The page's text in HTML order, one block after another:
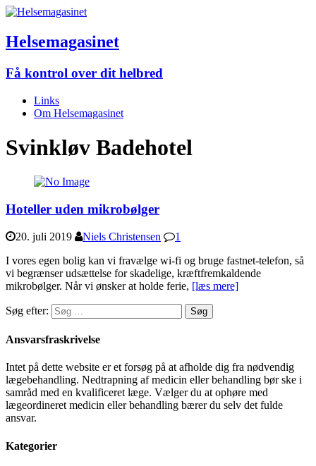
Helsemagasinet
Få kontrol over dit helbred
Links
Om Helsemagasinet
Svinkløv Badehotel
Hoteller uden mikrobølger
20. juli 2019 Niels Christensen
1
I vores egen bolig kan vi fravælge wi-fi og bruge fastnet-telefon, så
vi begrænser udsættelse for skadelige, kræftfremkaldende
mikrobølger. Når vi ønsker at holde ferie, [læs mere]
Søg efter:
Ansvarsfraskrivelse
Intet på dette website er et forsøg på at afholde dig fra nødvendig
lægebehandling. Nedtrapning af medicin eller behandling bør ske i
samråd med en kvalificeret læge. Vælger du at ophøre med
lægeordineret medicin eller behandling bærer du selv det fulde
ansvar.
Kategorier